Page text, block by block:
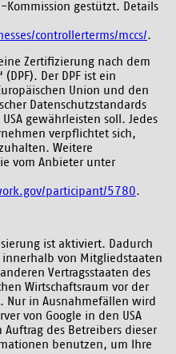
Kommission gestützt. Details
controllerterms/mccs/.
Zertifizierung nach dem
(DPF). Der DPF ist ein
Union und den
Datenschutzstandards
gewährleisten soll. Jedes
verpflichtet sich,
Weitere
vom Anbieter unter
participant/5780.
ist aktiviert. Dadurch
innerhalb von Mitgliedstaaten
Vertragsstaaten des
Wirtschaftsraum vor der
Nur in Ausnahmefällen wird
von Google in den USA
des Betreibers dieser
benutzen, um Ihre